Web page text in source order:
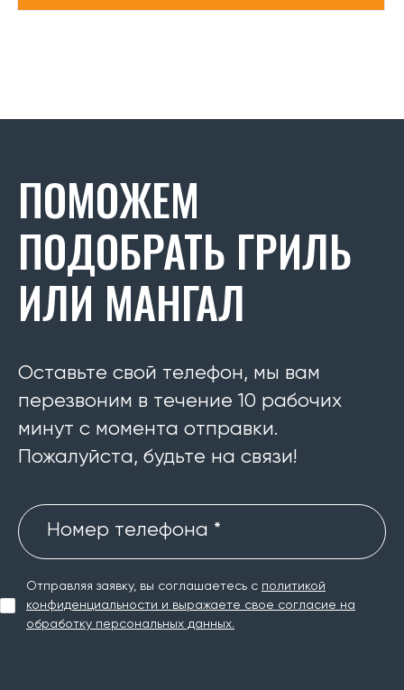
ПОМОЖЕМ
ПОДОБРАТЬ ГРИЛЬ
ИЛИ МАНГАЛ
Оставьте свой телефон, мы вам
перезвоним в течение 10 рабочих
минут с момента отправки.
Пожалуйста, будьте на связи!
Номер телефона *
Отправляя заявку, вы соглашаетесь с политикой
конфиденциальности и выражаете свое согласие на
обработку персональных данных.